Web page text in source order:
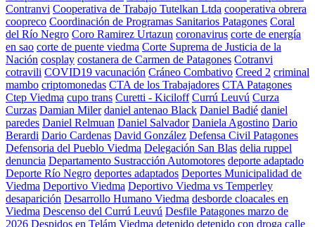
Contranvi Cooperativa de Trabajo Tutelkan Ltda cooperativa obrera
coopreco Coordinación de Programas Sanitarios Patagones Coral
del Río Negro Coro Ramirez Urtazun coronavirus corte de energía
en sao corte de puente viedma Corte Suprema de Justicia de la
Nación cosplay costanera de Carmen de Patagones Cotranvi
cotravili COVID19 vacunación Cráneo Combativo Creed 2 criminal
mambo criptomonedas CTA de los Trabajadores CTA Patagones
Ctep Viedma cupo trans Curetti - Kiciloff Currú Leuvú Curza
Curzas Damian Miler daniel antenao Black Daniel Badié daniel
paredes Daniel Relmuan Daniel Salvador Daniela Agostino Dario
Berardi Dario Cardenas David González Defensa Civil Patagones
Defensoria del Pueblo Viedma Delegación San Blas delia ruppel
denuncia Departamento Sustracción Automotores deporte adaptado
Deporte Río Negro deportes adaptados Deportes Municipalidad de
Viedma Deportivo Viedma Deportivo Viedma vs Temperley
desaparición Desarrollo Humano Viedma desborde cloacales en
Viedma Descenso del Currú Leuvú Desfile Patagones marzo de
2026 Despidos en Telám Viedma detenido detenido con droga calle